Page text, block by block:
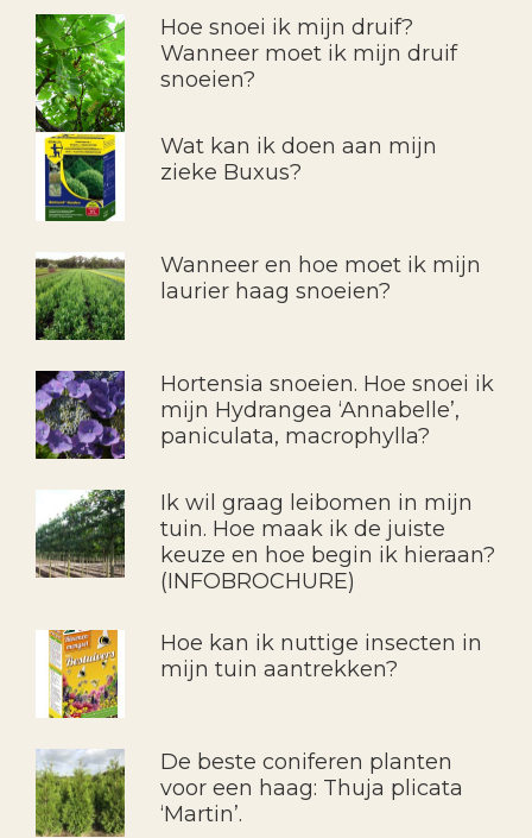
Hoe snoei ik mijn druif?
Wanneer moet ik mijn druif
snoeien?
Wat kan ik doen aan mijn
zieke Buxus?
Wanneer en hoe moet ik mijn
laurier haag snoeien?
Hortensia snoeien. Hoe snoei ik
mijn Hydrangea ‘Annabelle’,
paniculata, macrophylla?
Ik wil graag leibomen in mijn
tuin. Hoe maak ik de juiste
keuze en hoe begin ik hieraan?
(INFOBROCHURE)
Hoe kan ik nuttige insecten in
mijn tuin aantrekken?
De beste coniferen planten
voor een haag: Thuja plicata
‘Martin’.